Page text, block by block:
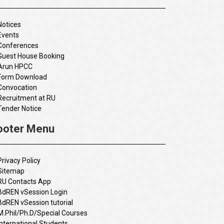
House Booking
HPCC
Download
at RU
Notice
Menu
Policy
Contacts App
vSession Login
vSession tutorial
Ph.D/Special Courses